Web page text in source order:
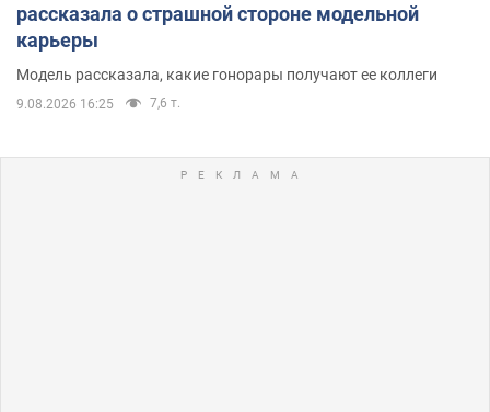
рассказала о страшной стороне модельной
карьеры
Модель рассказала, какие гонорары получают ее коллеги
9.08.2026 16:25 7,6 т.